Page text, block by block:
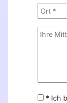
* Ich